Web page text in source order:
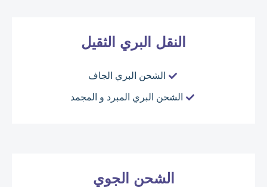
النقل البري الثقيل
الشحن البري الجاف
الشحن البري المبرد و المجمد
الشحن الجوي